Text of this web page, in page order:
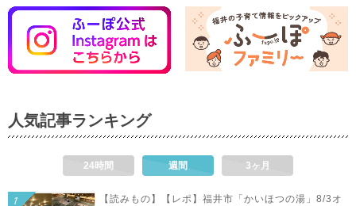
人気記事ランキング
24時間 週間 3ヶ月
【読みもの】【レポ】福井市「かいほつの湯」8/3オ